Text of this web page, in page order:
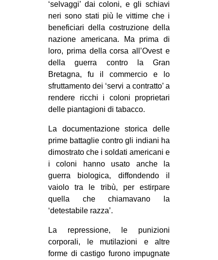
REPRESSIONE
STUDENTI
CULTURE
ARTE
CINEMA
MANIFESTI
RECENSIONI
INTERNAZIONALE
AFRICA
AMERICHE
ESTREMO ORIENTE
MEDIO ORIENTE
MONDO
‘selvaggi’ dai coloni, e gli schiavi
neri sono stati più le vittime che i
beneficiari della costruzione della
nazione americana. Ma prima di
loro, prima della corsa all’Ovest e
della guerra contro la Gran
Bretagna, fu il commercio e lo
sfruttamento dei ‘servi a contratto’ a
rendere ricchi i coloni proprietari
delle piantagioni di tabacco.
La documentazione storica delle
prime battaglie contro gli indiani ha
dimostrato che i soldati americani e
i coloni hanno usato anche la
guerra biologica, diffondendo il
vaiolo tra le tribù, per estirpare
quella che chiamavano la
‘detestabile razza’.
La repressione, le punizioni
corporali, le mutilazioni e altre
forme di castigo furono impugnate